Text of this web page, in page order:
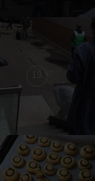
13